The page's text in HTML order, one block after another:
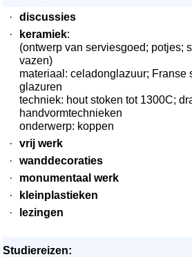
·
discussies
·
keramiek:
(ontwerp van serviesgoed; potjes;
vazen)
materiaal: celadonglazuur; Franse
glazuren
techniek: hout stoken tot 1300C;
handvormtechnieken
onderwerp: koppen
·
vrij werk
·
wanddecoraties
·
monumentaal werk
·
kleinplastieken
·
lezingen
Studiereizen: